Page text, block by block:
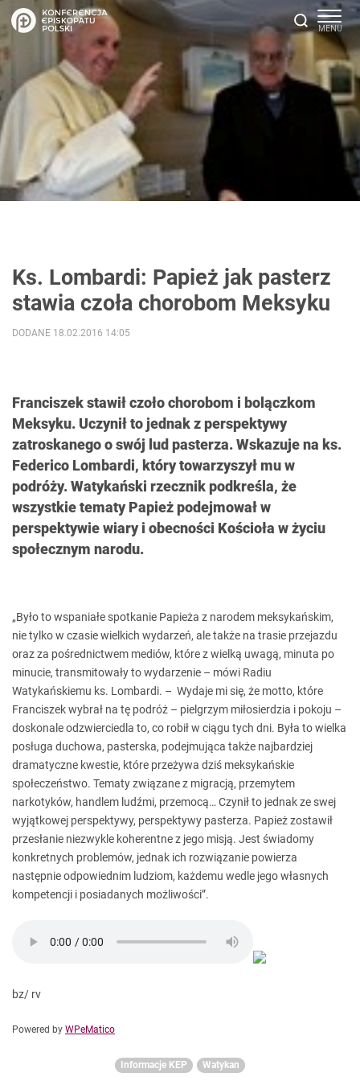
Ks. Lombardi: Papież jak pasterz
stawia czoła chorobom Meksyku
Franciszek stawił czoło chorobom i bolączkom
Meksyku. Uczynił to jednak z perspektywy
zatroskanego o swój lud pasterza. Wskazuje na ks.
Federico Lombardi, który towarzyszył mu w
podróży. Watykański rzecznik podkreśla, że
wszystkie tematy Papież podejmował w
perspektywie wiary i obecności Kościoła w życiu
społecznym narodu.
DODANE 18.02.2016 14:05
„Było to wspaniałe spotkanie Papieża z narodem meksykańskim,
nie tylko w czasie wielkich wydarzeń, ale także na trasie przejazdu
oraz za pośrednictwem mediów, które z wielką uwagą, minuta po
minucie, transmitowały to wydarzenie – mówi Radiu
Watykańskiemu ks. Lombardi. – Wydaje mi się, że motto, które
Franciszek wybrał na tę podróż – pielgrzym miłosierdzia i pokoju –
doskonale odzwierciedla to, co robił w ciągu tych dni. Była to wielka
posługa duchowa, pasterska, podejmująca także najbardziej
dramatyczne kwestie, które przeżywa dziś meksykańskie
społeczeństwo. Tematy związane z migracją, przemytem
narkotyków, handlem ludźmi, przemocą… Czynił to jednak ze swej
wyjątkowej perspektywy, perspektywy pasterza. Papież zostawił
przesłanie niezwykle koherentne z jego misją. Jest świadomy
konkretnych problemów, jednak ich rozwiązanie powierza
następnie odpowiednim ludziom, każdemu wedle jego własnych
kompetencji i posiadanych możliwości”.
bz/ rv
Powered by WPeMatico
Informacje KEP Watykan